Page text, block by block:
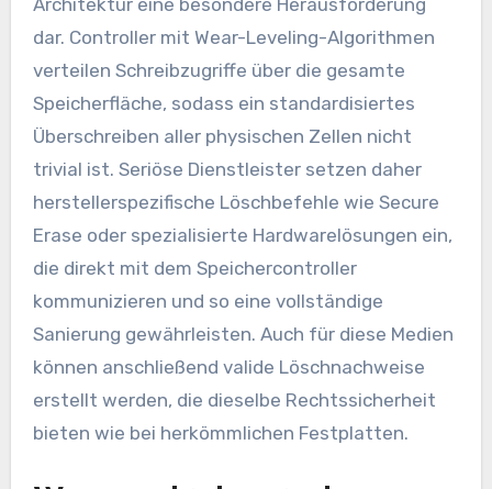
dar. Controller mit Wear-Leveling-Algorithmen
verteilen Schreibzugriffe über die gesamte
Speicherfläche, sodass ein standardisiertes
Überschreiben aller physischen Zellen nicht
trivial ist. Seriöse Dienstleister setzen daher
herstellerspezifische Löschbefehle wie Secure
Erase oder spezialisierte Hardwarelösungen ein,
die direkt mit dem Speichercontroller
kommunizieren und so eine vollständige
Sanierung gewährleisten. Auch für diese Medien
können anschließend valide Löschnachweise
erstellt werden, die dieselbe Rechtssicherheit
bieten wie bei herkömmlichen Festplatten.